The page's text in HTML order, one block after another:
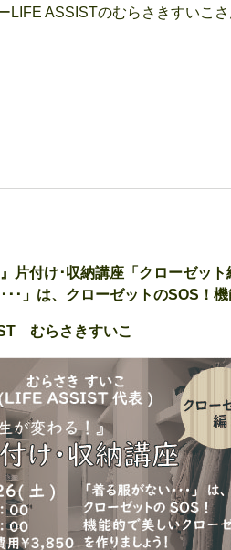
LIFE ASSISTのむらさきすいこ
片付け･収納講座「クローゼット
･･」は、クローゼットのSOS！
むらさきすいこ